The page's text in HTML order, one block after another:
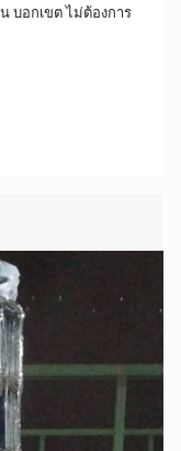
บอกเขต ไม่ต้องการ